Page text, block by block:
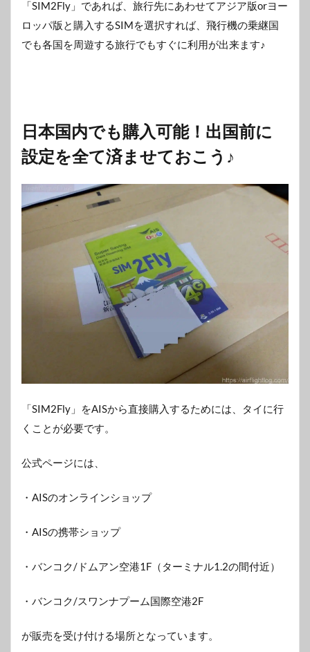
「SIM2Fly」であれば、旅行先にあわせてアジア版orヨー
ロッパ版と購入するSIMを選択すれば、飛行機の乗継国
でも各国を周遊する旅行でもすぐに利用が出来ます♪
日本国内でも購入可能！出国前に
設定を全て済ませておこう♪
「SIM2Fly」をAISから直接購入するためには、タイに行
くことが必要です。
公式ページには、
・AISのオンラインショップ
・AISの携帯ショップ
・バンコク/ドムアン空港1F（ターミナル1.2の間付近）
・バンコク/スワンナプーム国際空港2F
が販売を受け付ける場所となっています。